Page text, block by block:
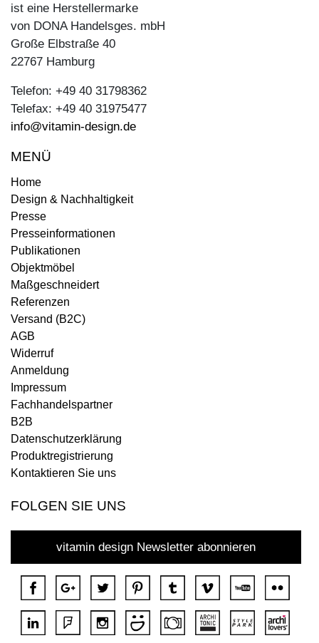
ist eine Herstellermarke
von DONA Handelsges. mbH
Große Elbstraße 40
22767 Hamburg
Telefon: +49 40 31798362
Telefax: +49 40 31975477
info@vitamin-design.de
MENÜ
Home
Design & Nachhaltigkeit
Presse
Presseinformationen
Publikationen
Objektmöbel
Maßgeschneidert
Referenzen
Versand (B2C)
AGB
Widerruf
Anmeldung
Impressum
Fachhandelspartner
B2B
Datenschutzerklärung
Produktregistrierung
Kontaktieren Sie uns
FOLGEN SIE UNS
vitamin design Newsletter abonnieren